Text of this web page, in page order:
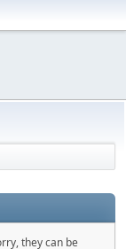
they can be